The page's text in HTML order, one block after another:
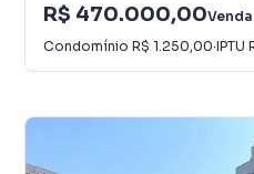
R$ 470.000,00Venda
Condomínio R$ 1.250,00·IPTU